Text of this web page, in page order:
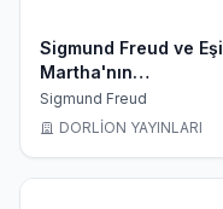
Sigmund Freud ve Eşi
Martha'nın
Mektuplaşmaları
Sigmund Freud
DORLİON YAYINLARI